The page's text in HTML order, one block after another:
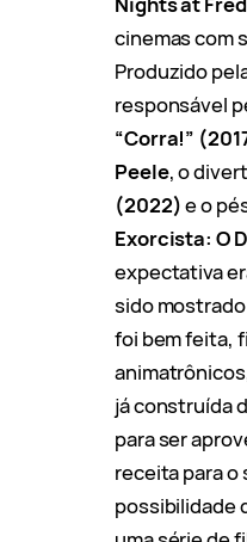
cinemas com
Produzido
responsável
“Corra!”
Peele, o
(2022)e o
Exorcista: O
expectativa
sido
foi bem feita,
já construída
para ser
receita para o
possibilidade